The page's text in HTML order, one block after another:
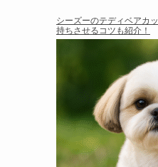
シーズーのテディベアカ
持ちさせるコツも紹介！